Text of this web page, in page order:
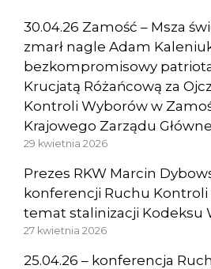
30.04.26 Zamość – Msza
zmarł nagle Adam
bezkompromisowy
Krucjatą Różańcową za
Kontroli Wyborów w
Krajowego Zarządu
29 kwietnia 2026
Prezes RKW Marcin
konferencji Ruchu Kontroli
temat stalinizacji Kodeksu
27 kwietnia 2026
25.04.26 – konferencja